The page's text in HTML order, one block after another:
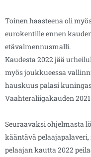
Toinen haasteena oli
eurokentille ennen
etävalmennusmalli.
Kaudesta 2022 jää
myös joukkueessa
hauskuus palasi
Vaahteraliigakauden
Seuraavaksi ohjelmasta
kääntävä
pelaajan kautta 2022